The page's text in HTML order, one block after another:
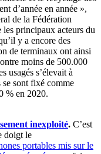
d’année en année »,
de la Fédération
principaux acteurs du
y a encore des
de terminaux ont ainsi
moins de 500.000
usagés s’élevait à
se sont fixé comme
% en 2020.
inexploité. C’est
doigt le
portables mis sur le